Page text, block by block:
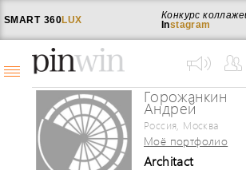
SMART 360LUX
Конкурс
Instagram
Горожанкин
Андрей
Россия, Москва
Моё портфолио
Architact